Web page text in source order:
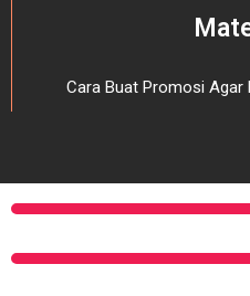
Cara Buat Promosi Agar